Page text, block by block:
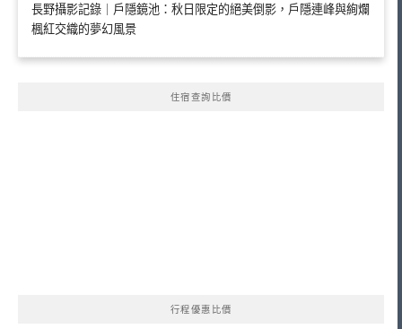
長野攝影記錄｜戶隱鏡池：秋日限定的絕美倒影，戶隱連峰與絢爛
楓紅交織的夢幻風景
住宿查詢比價
行程優惠比價